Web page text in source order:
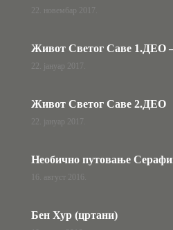
22. новембар 2017.
Живот Светог Саве 1.ДЕО
22. јануар 2017.
Живот Светог Саве 2.ДЕО
22. јануар 2017.
Необично путовање
16. август 2016.
Бен Хур (цртани)